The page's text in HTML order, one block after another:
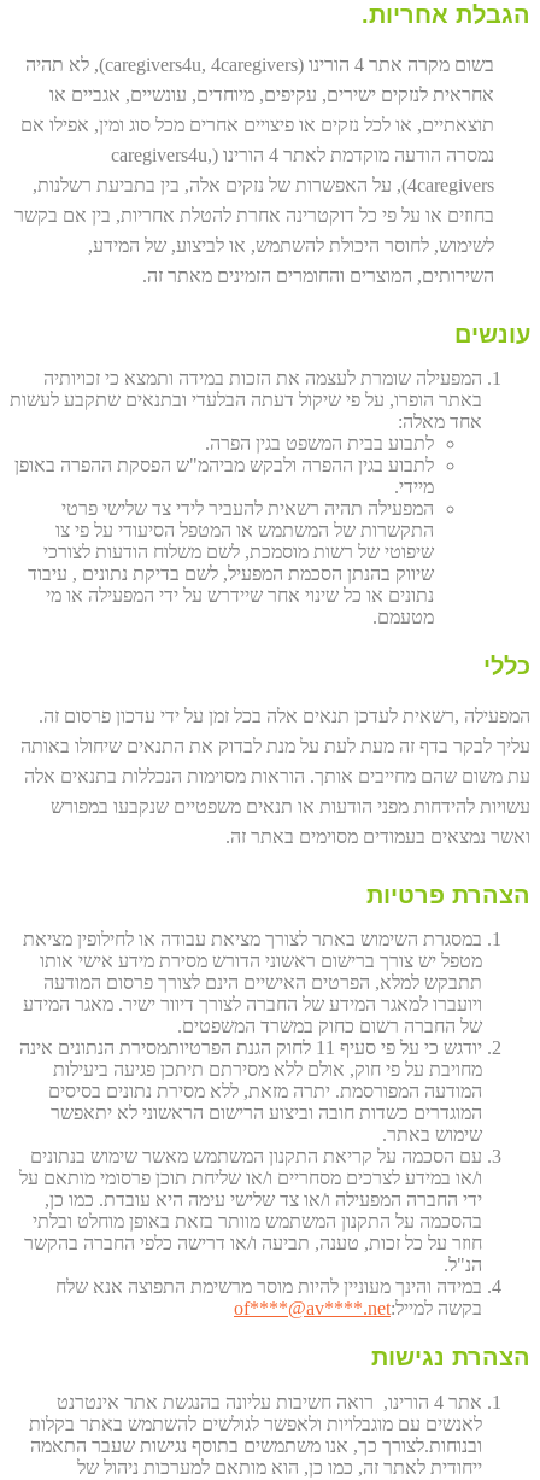
הגבלת אחריות.
בשום מקרה אתר 4 הורינו (caregivers4u, 4caregivers), לא תהיה
אחראית לנזקים ישירים, עקיפים, מיוחדים, עונשיים, אגביים או
תוצאתיים, או לכל נזקים או פיצויים אחרים מכל סוג ומין, אפילו אם
נמסרה הודעה מוקדמת לאתר 4 הורינו (caregivers4u,
4caregivers), על האפשרות של נזקים אלה, בין בתביעת רשלנות,
בחוזים או על פי כל דוקטרינה אחרת להטלת אחריות, בין אם בקשר
לשימוש, לחוסר היכולת להשתמש, או לביצוע, של המידע,
השירותים, המוצרים והחומרים הזמינים מאתר זה.
עונשים
המפעילה שומרת לעצמה את הזכות במידה ותמצא כי זכויותיה
באתר הופרו, על פי שיקול דעתה הבלעדי ובתנאים שתקבע לעשות
אחד מאלה:
לתבוע בבית המשפט בגין הפרה.
לתבוע בגין ההפרה ולבקש מביהמ"ש הפסקת ההפרה באופן
מיידי.
המפעילה תהיה רשאית להעביר לידי צד שלישי פרטי
התקשרות של המשתמש או המטפל הסיעודי על פי צו
שיפוטי של רשות מוסמכת, לשם משלוח הודעות לצורכי
שיווק בהנתן הסכמת המפעיל, לשם בדיקת נתונים , עיבוד
נתונים או כל שינוי אחר שיידרש על ידי המפעילה או מי
מטעמם.
כללי
המפעילה ,רשאית לעדכן תנאים אלה בכל זמן על ידי עדכון פרסום זה.
עליך לבקר בדף זה מעת לעת על מנת לבדוק את התנאים שיחולו באותה
עת משום שהם מחייבים אותך. הוראות מסוימות הנכללות בתנאים אלה
עשויות להידחות מפני הודעות או תנאים משפטיים שנקבעו במפורש
ואשר נמצאים בעמודים מסוימים באתר זה.
הצהרת פרטיות
במסגרת השימוש באתר לצורך מציאת עבודה או לחילופין מציאת
מטפל יש צורך ברישום ראשוני הדורש מסירת מידע אישי אותו
תתבקש למלא, הפרטים האישיים הינם לצורך פרסום המודעה
ויועברו למאגר המידע של החברה לצורך דיוור ישיר. מאגר המידע
של החברה רשום כחוק במשרד המשפטים.
יודגש כי על פי סעיף 11 לחוק הגנת הפרטיותמסירת הנתונים אינה
מחויבת על פי חוק, אולם ללא מסירתם תיתכן פגיעה ביעילות
המודעה המפורסמת. יתרה מזאת, ללא מסירת נתונים בסיסים
המוגדרים כשדות חובה וביצוע הרישום הראשוני לא יתאפשר
שימוש באתר.
עם הסכמה על קריאת התקנון המשתמש מאשר שימוש בנתונים
ו/או במידע לצרכים מסחריים ו/או שליחת תוכן פרסומי מותאם על
ידי החברה המפעילה ו/או צד שלישי עימה היא עובדת. כמו כן,
בהסכמה על התקנון המשתמש מוותר בזאת באופן מוחלט ובלתי
חוזר על כל זכות, טענה, תביעה ו/או דרישה כלפי החברה בהקשר
הנ"ל.
במידה והינך מעוניין להיות מוסר מרשימת התפוצה אנא שלח
בקשה למייל:
of****@av****.net
הצהרת נגישות
אתר 4 הורינו, רואה חשיבות עליונה בהנגשת אתר אינטרנט
לאנשים עם מוגבלויות ולאפשר לגולשים להשתמש באתר בקלות
ובנוחות.לצורך כך, אנו משתמשים בתוסף נגישות שעבר התאמה
ייחודית לאתר זה, כמו כן, הוא מותאם למערכות ניהול של